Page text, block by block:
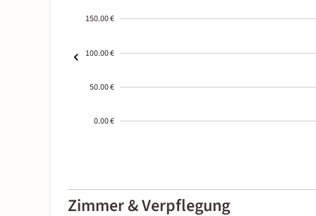
150.00 €
100.00 €
50.00 €
0.00 €
01-02
Zimmer & Verpflegung